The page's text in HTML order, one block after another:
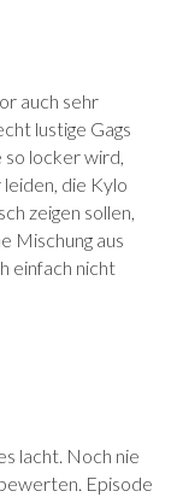
auch sehr
lustige Gags
locker wird,
die Kylo
zeigen sollen,
Mischung aus
einfach nicht
lacht. Noch nie
Episode